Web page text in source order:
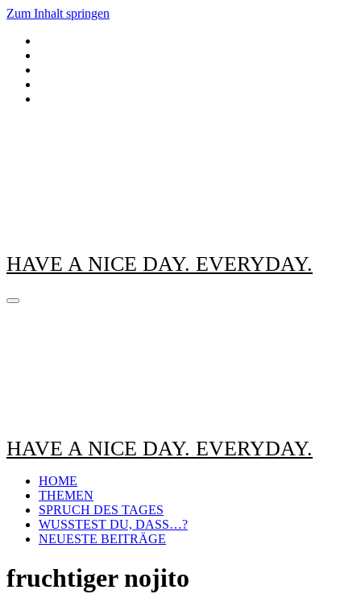
Zum Inhalt springen
HAVE A NICE DAY. EVERYDAY.
HAVE A NICE DAY. EVERYDAY.
HOME
THEMEN
SPRUCH DES TAGES
WUSSTEST DU, DASS…?
NEUESTE BEITRÄGE
fruchtiger nojito